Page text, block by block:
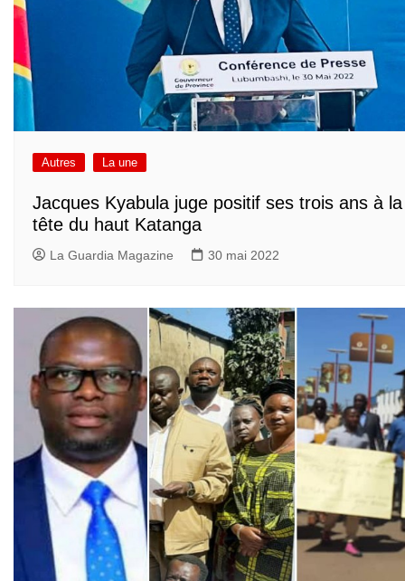
Autres La une
Jacques Kyabula juge positif ses trois ans à la
tête du haut Katanga
La Guardia Magazine 30 mai 2022